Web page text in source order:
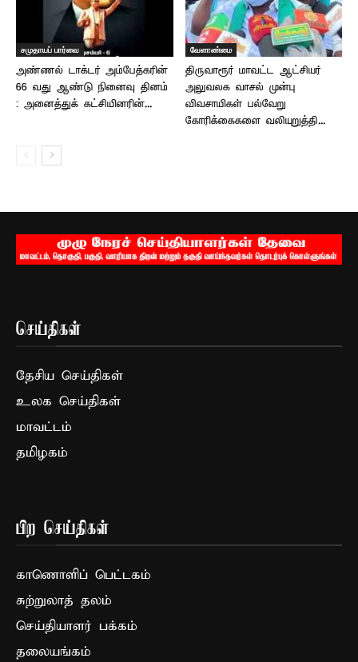
சமுதாயப் பார்வை
அண்ணல் டாக்டர் அம்பேத்கரின்
66 வது ஆண்டு நினைவு தினம்
: அனைத்துக் கட்சியினரின்...
வேளாண்மை
திருவாரூர் மாவட்ட ஆட்சியர்
அலுவலக வாசல் முன்பு
விவசாயிகள் பல்வேறு
கோரிக்கைகளை வலியுறுத்தி...
செய்திகள்
தேசிய செய்திகள்
உலக செய்திகள்
மாவட்டம்
தமிழகம்
பிற செய்திகள்
காணொளிப் பெட்டகம்
சுற்றுலாத் தலம்
செய்தியாளர் பக்கம்
தலையங்கம்